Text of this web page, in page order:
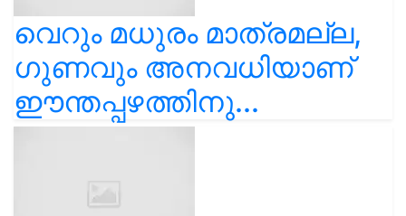
വെറും മധുരം മാത്രമല്ല,
ഗുണവും അനവധിയാണ്
ഈന്തപ്പഴത്തിനു...